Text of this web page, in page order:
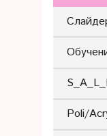
Poli/